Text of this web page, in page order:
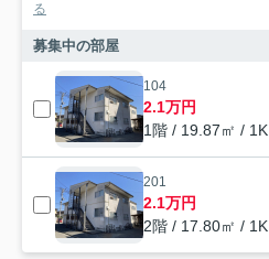
る
募集中の部屋
104
2.1万円
1階 / 19.87㎡ / 1K
201
2.1万円
2階 / 17.80㎡ / 1K